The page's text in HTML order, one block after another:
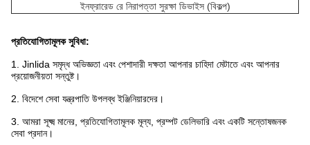
ইনফ্রারেড রে নিরাপত্তা সুরক্ষা ডিভাইস (বিকল্প)
প্রতিযোগিতামূলক সুবিধা:
1. Jinlida সমৃদ্ধ অভিজ্ঞতা এবং পেশাদারী দক্ষতা আপনার চাহিদা মেটাতে এবং আপনার
প্রয়োজনীয়তা সন্তুষ্ট।
2. বিদেশে সেবা যন্ত্রপাতি উপলব্ধ ইঞ্জিনিয়ারদের।
3. আমরা সূক্ষ্ম মানের, প্রতিযোগিতামূলক মূল্য, প্রম্পট ডেলিভারি এবং একটি সন্তোষজনক
সেবা প্রদান।